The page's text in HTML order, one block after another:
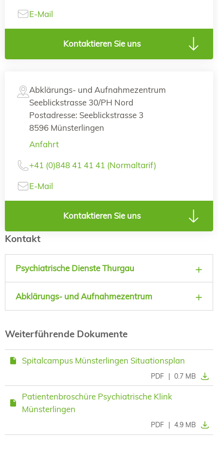
E-Mail
Kontaktieren Sie uns
Abklärungs- und Aufnahmezentrum
Seeblickstrasse 30/PH Nord
Postadresse: Seeblickstrasse 3
8596 Münsterlingen
Anfahrt
+41 (0)848 41 41 41 (Normaltarif)
E-Mail
Kontaktieren Sie uns
Kontakt
Psychiatrische Dienste Thurgau
Abklärungs- und Aufnahmezentrum
Weiterführende Dokumente
Spitalcampus Münsterlingen Situationsplan
PDF | 0.7 MB
Patientenbroschüre Psychiatrische Klink
Münsterlingen
PDF | 4.9 MB